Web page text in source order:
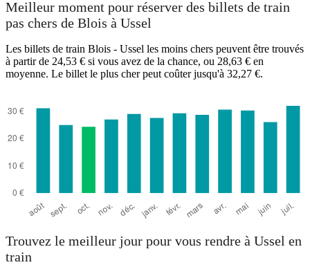
Meilleur moment pour réserver des billets de train
pas chers de Blois à Ussel
Les billets de train Blois - Ussel les moins chers peuvent être trouvés
à partir de 24,53 € si vous avez de la chance, ou 28,63 € en
moyenne. Le billet le plus cher peut coûter jusqu'à 32,27 €.
Trouvez le meilleur jour pour vous rendre à Ussel en
train